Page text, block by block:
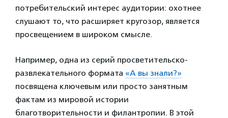
потребительский интерес аудитории: охотнее
слушают то, что расширяет кругозор, является
просвещением в широком смысле.
Например, одна из серий просветительско-
развлекательного формата «А вы знали?»
посвящена ключевым или просто занятным
фактам из мировой истории
благотворительности и филантропии. В этой